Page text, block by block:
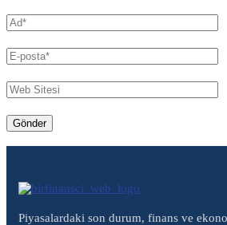
Piyasalardaki son durum, finans ve